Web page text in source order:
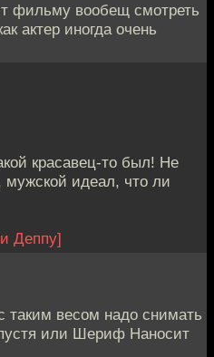
фильму вообещ смотреть
актер иногда очень
красавец-то был! Не
мужской идеал, что ли
Деппу]
таким весом надо снимать
или Шериф Наносит